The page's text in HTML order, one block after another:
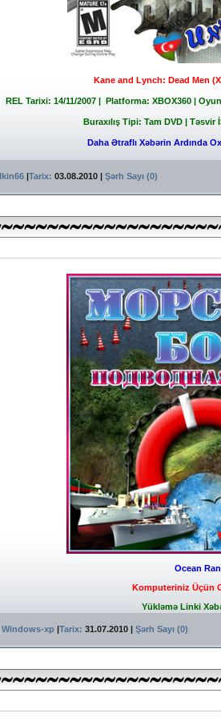
Kane and Lynch: Dead Men
REL Tarixi: 14/11/2007 | Platforma: XBOX360 |
Buraxılış Tipi: Tam DVD | Təsvir
Daha Ətraflı Xəbərin Ardında
|Tarix: 03.08.2010 | Şərh Sayı (0)
Ocean
Komputeriniz Üçün
Yükləmə Linki
Windows-xp |Tarix: 31.07.2010 | Şərh Sayı (0)